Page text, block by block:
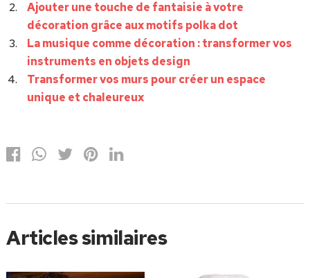
Ajouter une touche de fantaisie à votre
décoration grâce aux motifs polka dot
La musique comme décoration : transformer vos
instruments en objets design
Transformer vos murs pour créer un espace
unique et chaleureux
Articles similaires